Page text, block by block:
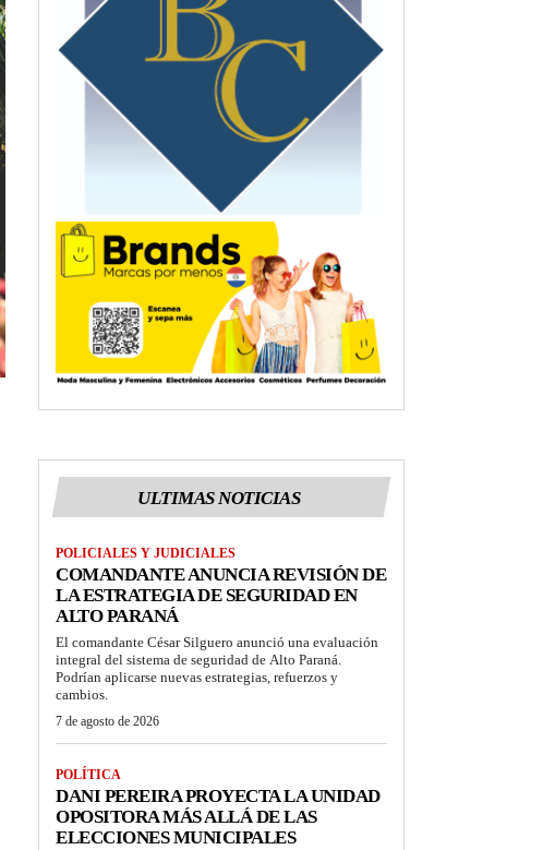
ULTIMAS NOTICIAS
POLICIALES Y JUDICIALES
COMANDANTE ANUNCIA REVISIÓN DE
LA ESTRATEGIA DE SEGURIDAD EN
ALTO PARANÁ
El comandante César Silguero anunció una evaluación
integral del sistema de seguridad de Alto Paraná.
Podrían aplicarse nuevas estrategias, refuerzos y
cambios.
7 de agosto de 2026
POLÍTICA
DANI PEREIRA PROYECTA LA UNIDAD
OPOSITORA MÁS ALLÁ DE LAS
ELECCIONES MUNICIPALES